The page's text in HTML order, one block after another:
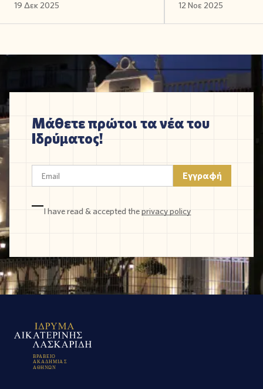
19 Δεκ 2025 12 Νοε 2025
Μάθετε πρώτοι τα νέα του
Ιδρύματος!
I have read & accepted theprivacy policy
ΒΡΑΒΕΙΟ
ΑΚΑΔΗΜΙΑ Σ
Α ΘΗΝΩΝ